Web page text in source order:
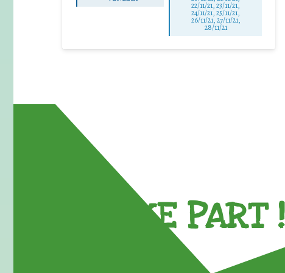
22/11/21, 23/11/21,
24/11/21, 25/11/21,
26/11/21, 27/11/21,
28/11/21
TAKE PART !